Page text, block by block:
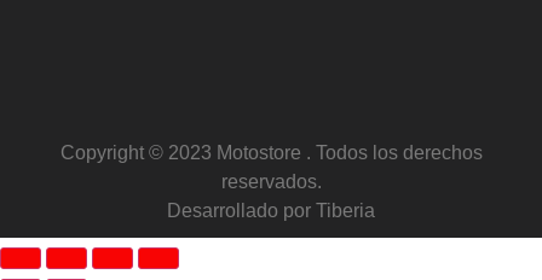
Copyright © 2023 Motostore . Todos los derechos
reservados.
Desarrollado por Tiberia